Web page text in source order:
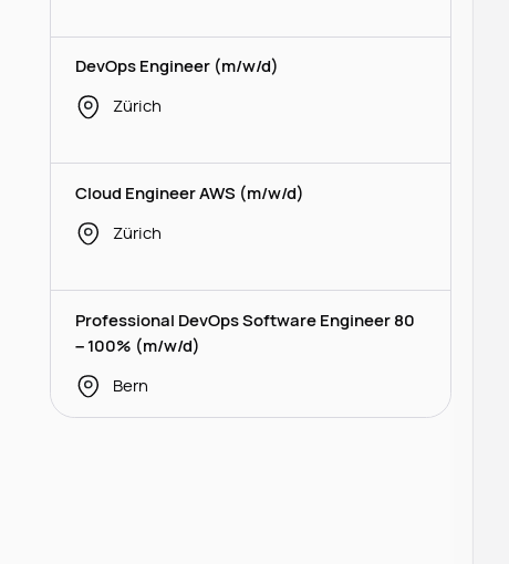
DevOps Engineer (m/w/d)
Zürich
Cloud Engineer AWS (m/w/d)
Zürich
Professional DevOps Software Engineer 80
– 100% (m/w/d)
Bern